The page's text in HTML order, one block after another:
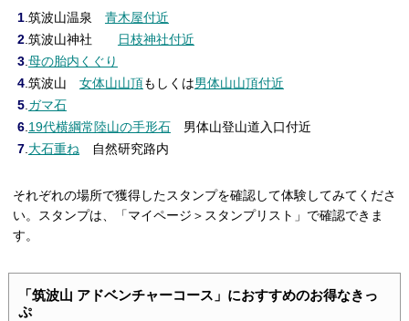
1.筑波山温泉 青木屋付近
2.筑波山神社
日枝神社付近
3. 母の胎内くぐり
4.筑波山 女体山山頂もしくは男体山山頂付近
5. ガマ石
6. 19代横綱常陸山の手形石男体山登山道入口付近
7. 大石重ね 自然研究路内
それぞれの場所で獲得したスタンプを確認して体験してみてくださ
い。スタンプは、「マイページ＞スタンプリスト」で確認できま
す。
「筑波山 アドベンチャーコース」におすすめのお得なきっ
ぷ